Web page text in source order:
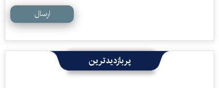
ارسال
پربازدیدترین